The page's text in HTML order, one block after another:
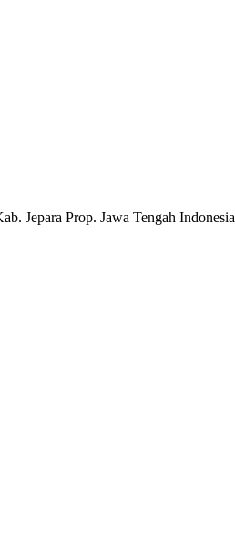
Jepara Prop. Jawa Tengah Indonesia